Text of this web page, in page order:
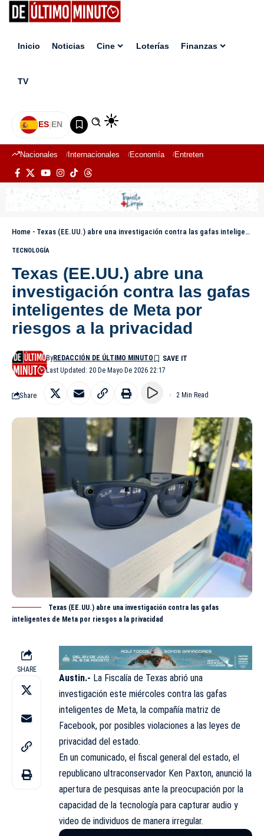
Inicio Noticias Cine Loterías Finanzas
TV
ES|EN
Nacionales Internacionales Economía Entretenimiento
Home - Texas (EE.UU.) abre una investigación contra las gafas inteligentes de Meta por riesgos a la privacidad
TECNOLOGÍA
Texas (EE.UU.) abre una
investigación contra las gafas
inteligentes de Meta por
riesgos a la privacidad
Last Updated: 20 De Mayo De 2026 22:17
ByREDACCIÓN DE ÚLTIMO MINUTO
Share 2 Min Read
Texas (EE.UU.) abre una investigación contra las gafas
inteligentes de Meta por riesgos a la privacidad
SHARE
Austin.- La Fiscalía de Texas abrió una
investigación este miércoles contra las gafas
inteligentes de Meta, la compañía matriz de
Facebook, por posibles violaciones a las leyes de
privacidad del estado.
En un comunicado, el fiscal general del estado, el
republicano ultraconservador Ken Paxton, anunció la
apertura de pesquisas ante la preocupación por la
capacidad de la tecnología para capturar audio y
video de individuos de manera irregular.